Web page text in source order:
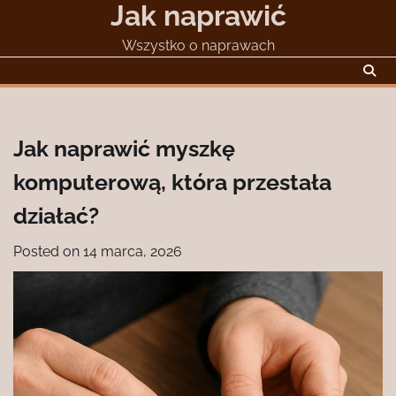
Jak naprawić
Wszystko o naprawach
Jak naprawić myszkę
komputerową, która przestała
działać?
Posted on 14 marca, 2026